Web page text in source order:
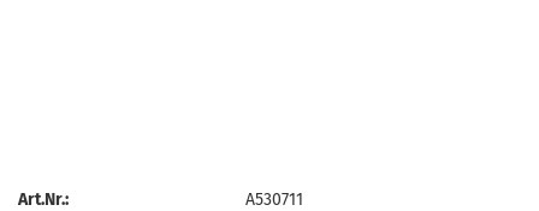
Art.Nr.:
A530711